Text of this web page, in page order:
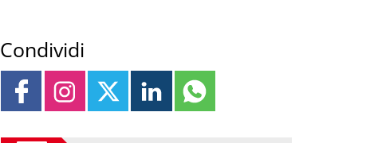
Condividi